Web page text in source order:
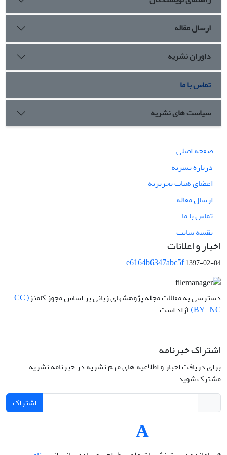
ارسال مقاله
داوران نشریه
تماس با ما
سیاست های نشریه
صفحه اصلی
درباره نشریه
اعضای هیات تحریریه
ارسال مقاله
تماس با ما
نقشه سایت
اخبار و اعلانات
e6164b6347abc5f1397-02-04
دسترسی به مقالات مجله پژوهشهای زبانی بر اساس مجوز کامنز ( CC
BY-NC) آزاد است.
اشتراک خبرنامه
برای دریافت اخبار و اطلاعیه های مهم نشریه در خبرنامه نشریه
مشترک شوید.
اشتراک